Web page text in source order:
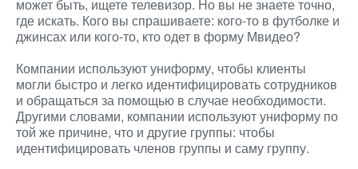
может быть, ищете телевизор. Но вы не знаете точно,
где искать. Кого вы спрашиваете: кого-то в футболке и
джинсах или кого-то, кто одет в форму Мвидео?
Компании используют униформу, чтобы клиенты
могли быстро и легко идентифицировать сотрудников
и обращаться за помощью в случае необходимости.
Другими словами, компании используют униформу по
той же причине, что и другие группы: чтобы
идентифицировать членов группы и саму группу.